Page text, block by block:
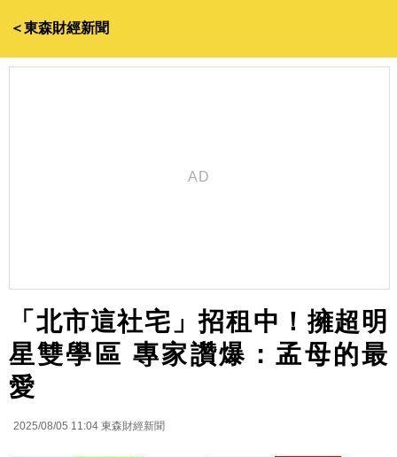
＜東森財經新聞
「北市這社宅」招租中！擁超明
星雙學區 專家讚爆：孟母的最
愛
2025/08/05 11:04 東森財經新聞